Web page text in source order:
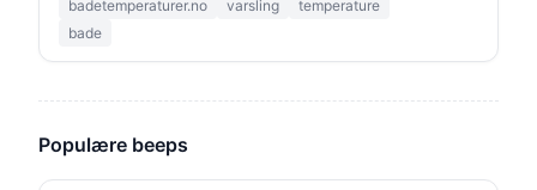
badetemperaturer.no varsling
temperature
bade
Populære beeps